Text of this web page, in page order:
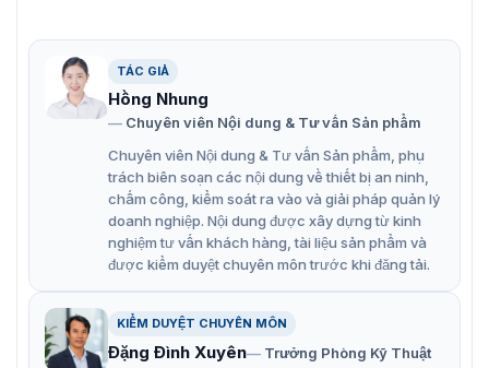
Màn hình DS-D6055UN-DP sử dụng tấm nền công
nghiệp A+ kết hợp với công nghệ tự động cân chỉnh màu
sắc và tối ưu hình ảnh, mang lại chất lượng hiển thị rõ
ràng và sống động.
Nhờ công nghệ xử lý hình ảnh tiên tiến, các nội dung
Hình ảnh quảng cáo
Video marketing
Thông báo truyền thông
TÁC GIẢ
Hồng Nhung
Chuyên viên Nội dung & Tư vấn Sản phẩm
Chuyên viên Nội dung & Tư vấn Sản phẩm, phụ
trách biên soạn các nội dung về thiết bị an ninh,
chấm công, kiểm soát ra vào và giải pháp quản lý
doanh nghiệp. Nội dung được xây dựng từ kinh
nghiệm tư vấn khách hàng, tài liệu sản phẩm và
được kiểm duyệt chuyên môn trước khi đăng tải.
KIỂM DUYỆT CHUYÊN MÔN
Đặng Đình Xuyên
Trưởng Phòng Kỹ Thuật